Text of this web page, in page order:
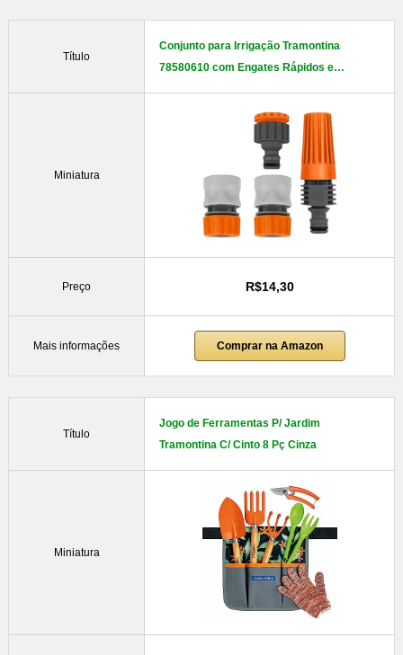
Título
Conjunto para Irrigação Tramontina
78580610 com Engates Rápidos e…
Miniatura
Preço R$14,30
Mais informações Comprar na Amazon
Título
Jogo de Ferramentas P/ Jardim
Tramontina C/ Cinto 8 Pç Cinza
Miniatura